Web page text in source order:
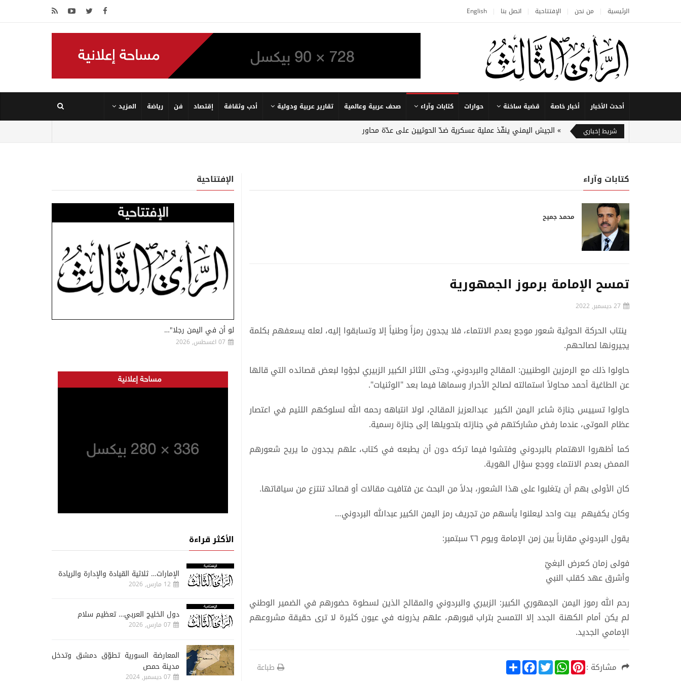
الرئيسية من نحن الإفتتاحية اتصل بنا English
أحدث الأخبار أخبار خاصة قضية ساخنة حوارات كتابات وآراء صحف عربية وعالمية تقارير عربية ودولية أدب وثقافة إقتصاد فن رياضة المزيد
شريط إخباري الجيش اليمني ينفّذ عملية عسكرية ضدّ الحوثيين على عدّة محاور
كتابات وآراء
محمد جميح
تمسح الإمامة برموز الجمهورية
27 ديسمبر, 2022
ينتاب الحركة الحوثية شعور موجع بعدم الانتماء، فلا يجدون رمزاً وطنياً إلا وتسابقوا إليه، لعله يسعفهم بكلمة
يجيرونها لصالحهم.
حاولوا ذلك مع الرمزين الوطنيين: المقالح والبردوني، وحتى الثائر الكبير الزبيري لجؤوا لبعض قصائده التي قالها
عن الطاغية أحمد محاولاً استمالته لصالح الأحرار وسماها فيما بعد "الوثنيات".
حاولوا تسييس جنازة شاعر اليمن الكبير عبدالعزيز المقالح، لولا انتباهه رحمه الله لسلوكهم اللئيم في اعتصار
عظام الموتى، عندما رفض مشاركتهم في جنازته بتحويلها إلى جنازة رسمية.
كما أظهروا الاهتمام بالبردوني وفتشوا فيما تركه دون أن يطبعه في كتاب، علهم يجدون ما يريح شعورهم
الممض بعدم الانتماء ووجع سؤال الهوية.
كان الأولى بهم أن يتغلبوا على هذا الشعور، بدلاً من البحث عن فتافيت مقالات أو قصائد تنتزع من سياقاتها.
وكان يكفيهم بيت واحد ليعلنوا يأسهم من تجريف رمز اليمن الكبير عبدالله البردوني…
يقول البردوني مقارناً بين زمن الإمامة ويوم ٢٦ سبتمبر:
فولى زمان كعرض البغيّ
وأشرق عهد كقلب النبي
رحم الله رموز اليمن الجمهوري الكبير: الزبيري والبردوني والمقالح الذين لسطوة حضورهم في الضمير الوطني
لم يكن أمام الكهنة الجدد إلا التمسح بتراب قبورهم، علهم يذرونه في عيون كثيرة لا ترى حقيقة مشروعهم
الإمامي الجديد.
مشاركة : S
h
F
a
T
w
W
h
P
i طباعة
الإفتتاحية
لو أن في اليمن رجلا"…
07 اغسطس, 2026
الأكثر قراءة
الإمارات… ثلاثية القيادة والإدارة والريادة
12 مارس, 2026
دول الخليج العربي… تعظيم سلام
07 مارس, 2026
المعارضة السورية تطوّق دمشق وتدخل
مدينة حمص
07 ديسمبر, 2024